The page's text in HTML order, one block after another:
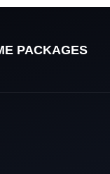
PACKAGES